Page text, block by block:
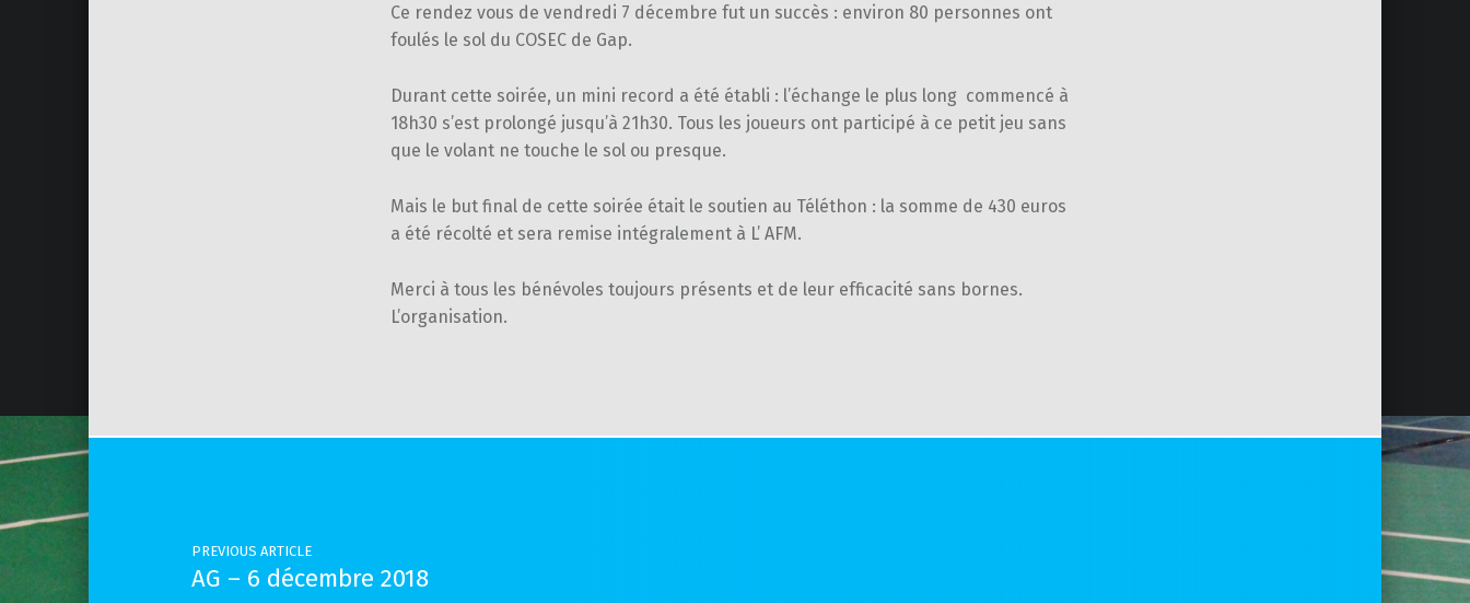
Ce rendez vous de vendredi 7 décembre fut un succès : environ 80 personnes ont
foulés le sol du COSEC de Gap.
Durant cette soirée, un mini record a été établi : l’échange le plus long commencé à
18h30 s’est prolongé jusqu’à 21h30. Tous les joueurs ont participé à ce petit jeu sans
que le volant ne touche le sol ou presque.
Mais le but final de cette soirée était le soutien au Téléthon : la somme de 430 euros
a été récolté et sera remise intégralement à L’ AFM.
Merci à tous les bénévoles toujours présents et de leur efficacité sans bornes.
L’organisation.
Skip back to main navigation
Post navigation
PREVIOUS ARTICLE
AG – 6 décembre 2018